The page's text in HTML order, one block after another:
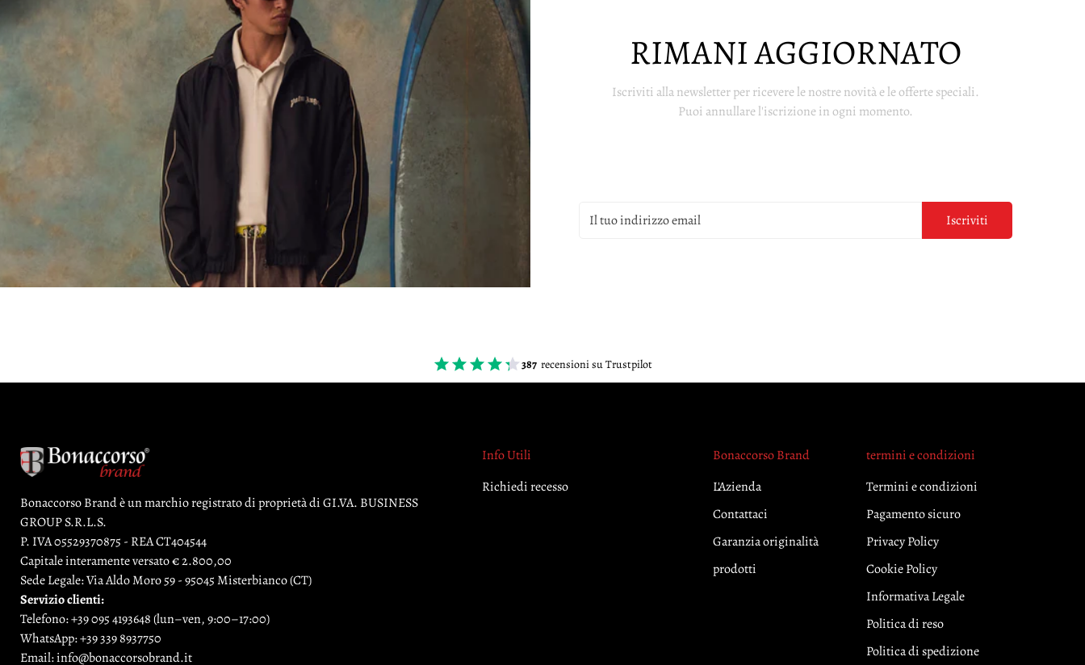
RIMANI AGGIORNATO
Iscriviti alla newsletter per ricevere le nostre novità e le offerte speciali.
Puoi annullare l'iscrizione in ogni momento.
Iscriviti
387 recensioni su Trustpilot
Bonaccorso Brand è un marchio registrato di proprietà di GI.VA. BUSINESS
GROUP S.R.L.S.
P. IVA 05529370875 - REA CT404544
Capitale interamente versato € 2.800,00
Sede Legale: Via Aldo Moro 59 - 95045 Misterbianco (CT)
Servizio clienti:
Telefono:+39 095 4193648 (lun–ven, 9:00–17:00)
WhatsApp:+39 339 8937750
Email:info@bonaccorsobrand.it
Info Utili
Richiedi recesso
Bonaccorso Brand
L'Azienda
Contattaci
Garanzia originalità
prodotti
termini e condizioni
Termini e condizioni
Pagamento sicuro
Privacy Policy
Cookie Policy
Informativa Legale
Politica di reso
Politica di spedizione